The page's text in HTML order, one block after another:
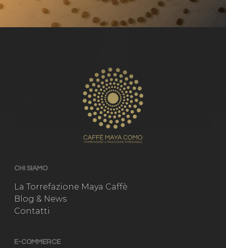
CHI SIAMO
La Torrefazione Maya Caffè
Blog & News
Contatti
E-COMMERCE